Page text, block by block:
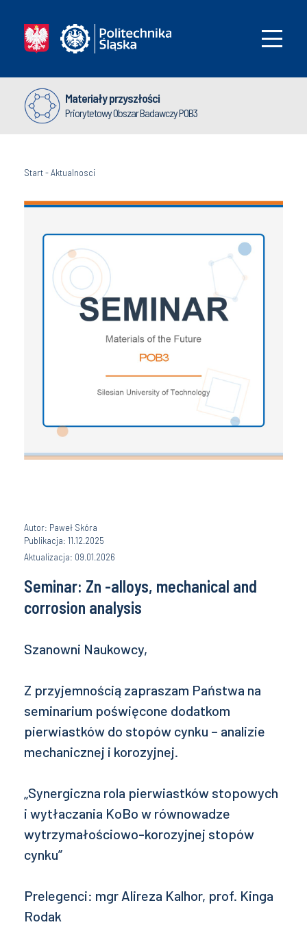
Materiały przyszłości
Priorytetowy Obszar Badawczy POB3
Start-Aktualnosci
Autor: Paweł Skóra
Publikacja: 11.12.2025
Aktualizacja: 09.01.2026
Seminar: Zn -alloys, mechanical and
corrosion analysis
Szanowni Naukowcy,
Z przyjemnością zapraszam Państwa na
seminarium poświęcone dodatkom
pierwiastków do stopów cynku – analizie
mechanicznej i korozyjnej.
„Synergiczna rola pierwiastków stopowych
i wytłaczania KoBo w równowadze
wytrzymałościowo-korozyjnej stopów
cynku”
Prelegenci: mgr Alireza Kalhor, prof. Kinga
Rodak